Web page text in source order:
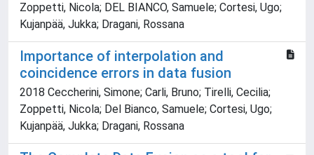
Zoppetti, Nicola; DEL BIANCO, Samuele; Cortesi, Ugo;
Kujanpää, Jukka; Dragani, Rossana
Importance of interpolation and
coincidence errors in data fusion
2018 Ceccherini, Simone; Carli, Bruno; Tirelli, Cecilia;
Zoppetti, Nicola; Del Bianco, Samuele; Cortesi, Ugo;
Kujanpää, Jukka; Dragani, Rossana